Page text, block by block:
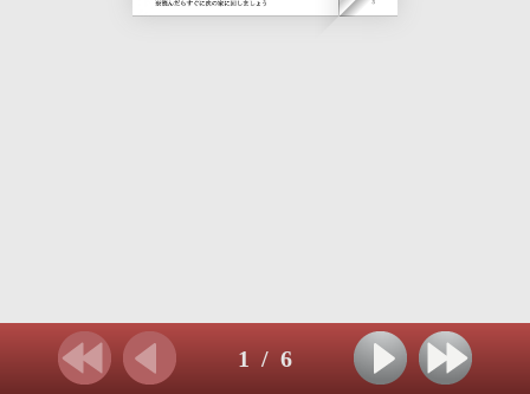
1 / 6